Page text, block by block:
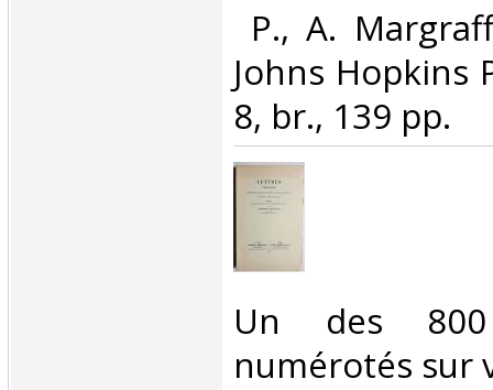
P., A.
Johns Hopkins
8, br., 139 pp. ‎
‎Un des 800
numérotés sur